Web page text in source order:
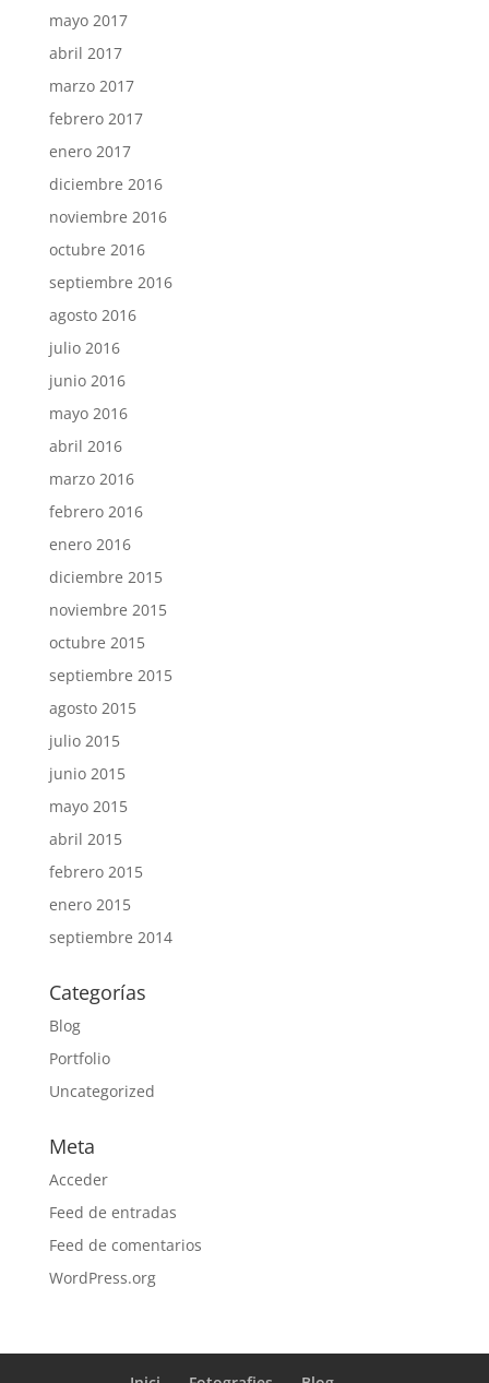
mayo 2017
abril 2017
marzo 2017
febrero 2017
enero 2017
diciembre 2016
noviembre 2016
octubre 2016
septiembre 2016
agosto 2016
julio 2016
junio 2016
mayo 2016
abril 2016
marzo 2016
febrero 2016
enero 2016
diciembre 2015
noviembre 2015
octubre 2015
septiembre 2015
agosto 2015
julio 2015
junio 2015
mayo 2015
abril 2015
febrero 2015
enero 2015
septiembre 2014
Categorías
Blog
Portfolio
Uncategorized
Meta
Acceder
Feed de entradas
Feed de comentarios
WordPress.org